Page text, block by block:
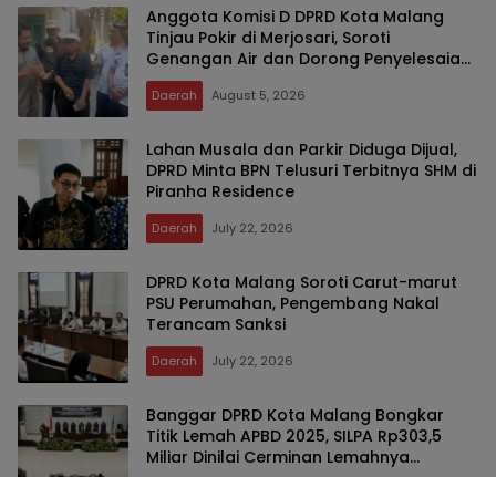
Anggota Komisi D DPRD Kota Malang
Tinjau Pokir di Merjosari, Soroti
Genangan Air dan Dorong Penyelesaian
Drainase Secara Gotong Royong
Daerah August 5, 2026
Lahan Musala dan Parkir Diduga Dijual,
DPRD Minta BPN Telusuri Terbitnya SHM di
Piranha Residence
Daerah July 22, 2026
DPRD Kota Malang Soroti Carut-marut
PSU Perumahan, Pengembang Nakal
Terancam Sanksi
Daerah July 22, 2026
Banggar DPRD Kota Malang Bongkar
Titik Lemah APBD 2025, SILPA Rp303,5
Miliar Dinilai Cerminan Lemahnya